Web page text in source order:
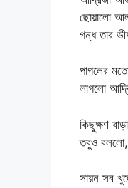
ছোয়ালো
গন্ধ তার
পাগলের
লাগলো
কিছুক্ষণ
তবুও বললো,
সায়ন সব